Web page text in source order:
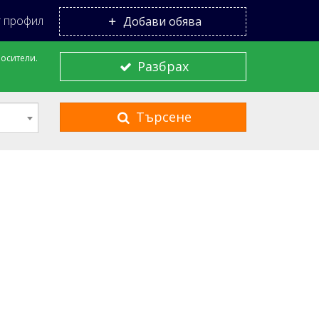
Добави обява
Разбрах
Търсене